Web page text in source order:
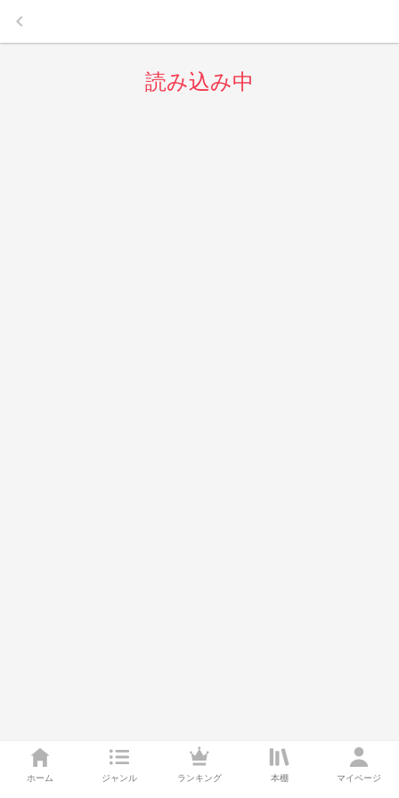
ホーム ジャンル ランキング 本棚 マイページ
keyboard_arrow_left
読み込み中